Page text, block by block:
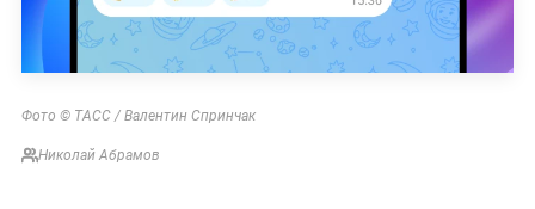
Фото © ТАСС / Валентин Спринчак
Николай Абрамов